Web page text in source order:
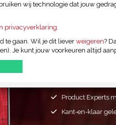
wij technologie dat jouw
privacyverklaring.
te gaan. Wil je dit liever weigeren?
Je kunt jouw voorkeuren altijd
Kant-en-Klaar
Stel je
Product Experts
Kant-en-klaar